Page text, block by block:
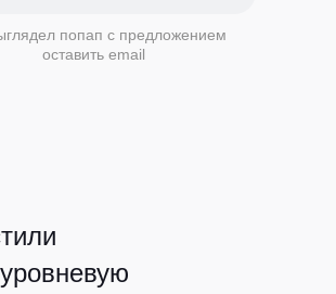
попап с предложением
оставить email